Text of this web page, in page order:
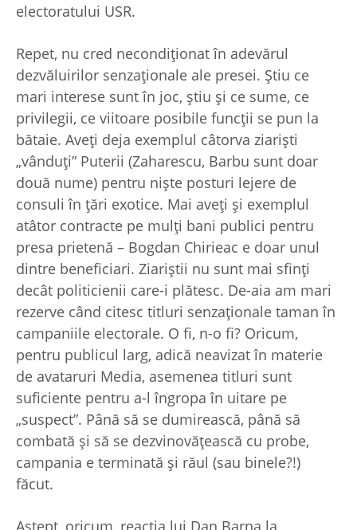
electoratului USR.
Repet, nu cred necondiţionat în adevărul
dezvăluirilor senzaţionale ale presei. Ştiu ce
mari interese sunt în joc, ştiu şi ce sume, ce
privilegii, ce viitoare posibile funcţii se pun la
bătaie. Aveţi deja exemplul câtorva ziarişti
„vânduţi” Puterii (Zaharescu, Barbu sunt doar
două nume) pentru nişte posturi lejere de
consuli în ţări exotice. Mai aveţi şi exemplul
atâtor contracte pe mulţi bani publici pentru
presa prietenă – Bogdan Chirieac e doar unul
dintre beneficiari. Ziariştii nu sunt mai sfinţi
decât politicienii care-i plătesc. De-aia am mari
rezerve când citesc titluri senzaţionale taman în
campaniile electorale. O fi, n-o fi? Oricum,
pentru publicul larg, adică neavizat în materie
de avataruri Media, asemenea titluri sunt
suficiente pentru a-l îngropa în uitare pe
„suspect”. Până să se dumirească, până să
combată şi să se dezvinovăţească cu probe,
campania e terminată şi răul (sau binele?!)
făcut.
Aştept, oricum, reacţia lui Dan Barna la